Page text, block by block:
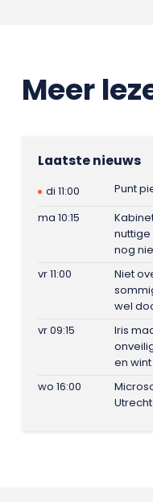
Meer
Laatste nieuws
di 11:00
Punt
ma 10:15
nog
vr 11:00
Niet
wel
vr 09:15
Iris
en
wo 16:00